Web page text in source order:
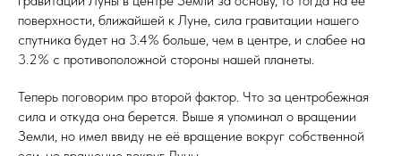
поверхности, ближайшей к Луне, сила гравитации нашего
спутника будет на 3.4% больше, чем в центре, и слабее на
3.2% с противоположной стороны нашей планеты.
Теперь поговорим про второй фактор. Что за центробежная
сила и откуда она берется. Выше я упоминал о вращении
Земли, но имел ввиду не её вращение вокруг собственной